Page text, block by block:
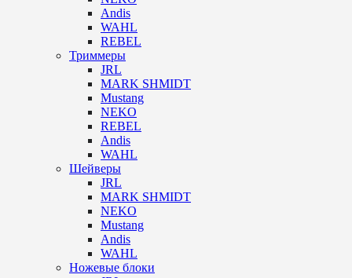
Andis
WAHL
REBEL
Триммеры
JRL
MARK SHMIDT
Mustang
NEKO
REBEL
Andis
WAHL
Шейверы
JRL
MARK SHMIDT
NEKO
Mustang
Andis
WAHL
Ножевые блоки